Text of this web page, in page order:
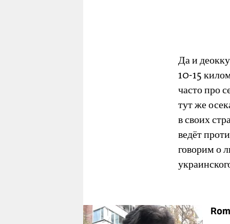
Да и
10-15
часто про
тут же
в своих
ведёт
говорим о